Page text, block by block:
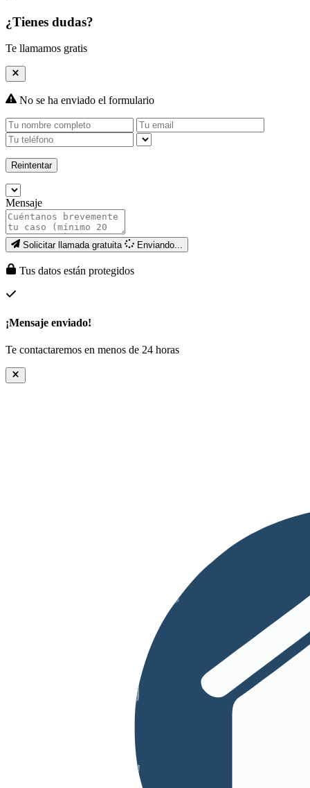
¿Tienes dudas?
Te llamamos gratis
No se ha enviado el formulario
Reintentar
Mensaje
Solicitar llamada gratuita Enviando...
Tus datos están protegidos
¡Mensaje enviado!
Te contactaremos en menos de 24 horas